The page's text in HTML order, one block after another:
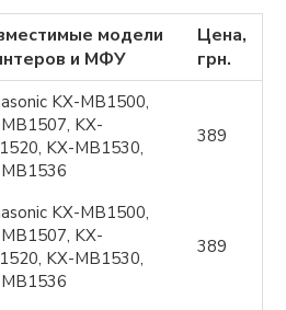
модели
и МФУ
Цена,
грн.
KX-MB1500,
KX-
KX-MB1530,
389
KX-MB1500,
KX-
KX-MB1530,
389